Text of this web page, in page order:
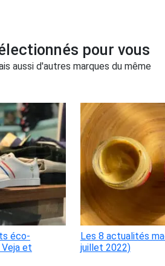
pour vous
aussi d'autres marques du même
éco-
et
Les 8 actualités
juillet 2022)